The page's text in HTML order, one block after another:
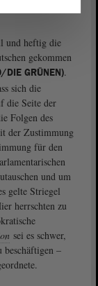
und heftig die
gekommen
GRÜNEN).
sich die
die Seite der
Folgen des
der Zustimmung
für den
und um
gelte Striegel
herrschten zu
sei es schwer,
beschäftigen –